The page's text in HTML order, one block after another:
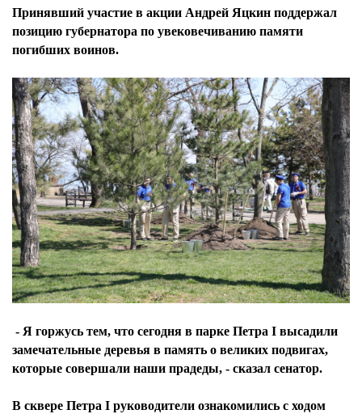
Принявший участие в акции Андрей Яцкин поддержал
позицию губернатора по увековечиванию памяти
погибших воинов.
- Я горжусь тем, что сегодня в парке Петра I высадили
замечательные деревья в память о великих подвигах,
которые совершали наши прадеды, - сказал сенатор.
В сквере Петра I руководители ознакомились с ходом